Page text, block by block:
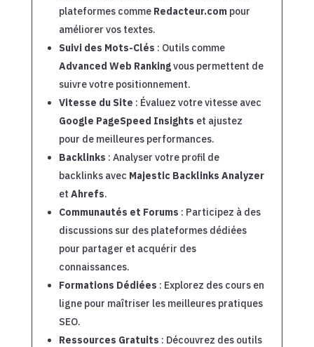
plateformes comme Redacteur.compour
améliorer vos textes.
Suivi des Mots-Clés : Outils comme
Advanced Web Rankingvous permettent de
suivre votre positionnement.
Vitesse du Site : Évaluez votre vitesse avec
Google PageSpeed Insights et ajustez
pour de meilleures performances.
Backlinks : Analyser votre profil de
backlinks avec Majestic Backlinks Analyzer
et Ahrefs.
Communautés et Forums : Participez à des
discussions sur des plateformes dédiées
pour partager et acquérir des
connaissances.
Formations Dédiées : Explorez des cours en
ligne pour maîtriser les meilleures pratiques
SEO.
Ressources Gratuits : Découvrez des outils